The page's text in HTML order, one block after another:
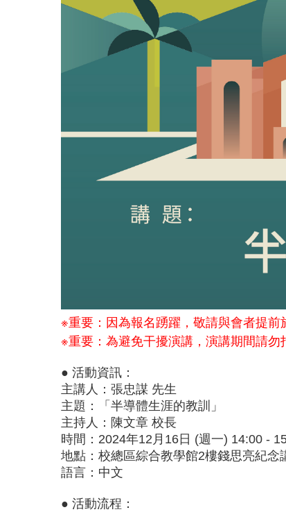
※重要：因為報名踴躍，敬請與會者提
※重要：為避免干擾演講，演講期間請勿
● 活動資訊：
主講人：張忠謀 先生
主題：「半導體生涯的教訓」
主持人：陳文章 校長
時間：2024年12月16日 (週一) 14:00 -
地點：校總區綜合教學館2樓錢思亮紀念
語言：中文
● 活動流程：